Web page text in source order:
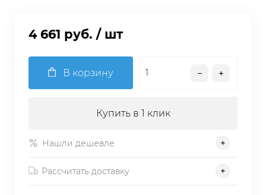
4 661 руб. / шт
В корзину
Купить в 1 клик
Нашли дешевле
Рассчитать доставку